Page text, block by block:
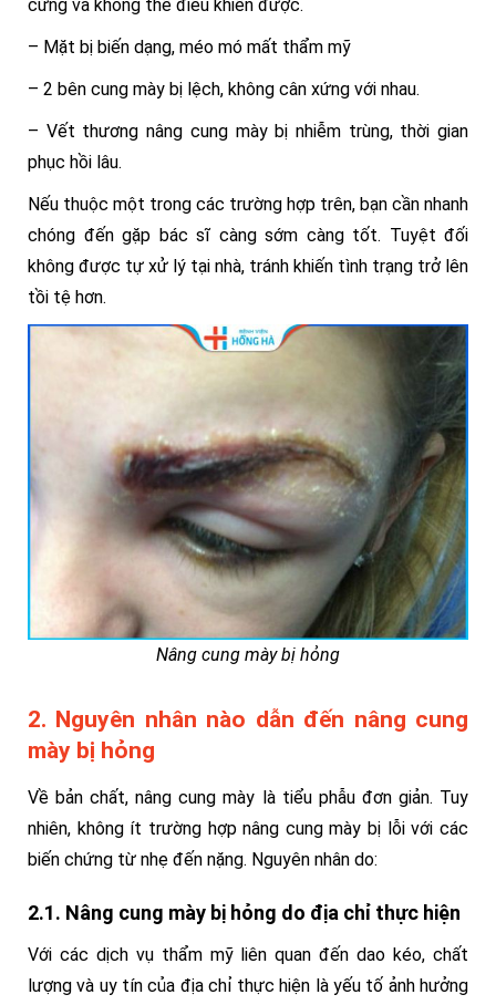
cứng và không thể điều khiển được.
– Mặt bị biến dạng, méo mó mất thẩm mỹ
– 2 bên cung mày bị lệch, không cân xứng với nhau.
– Vết thương nâng cung mày bị nhiễm trùng, thời gian
phục hồi lâu.
Nếu thuộc một trong các trường hợp trên, bạn cần nhanh
chóng đến gặp bác sĩ càng sớm càng tốt. Tuyệt đối
không được tự xử lý tại nhà, tránh khiến tình trạng trở lên
tồi tệ hơn.
Nâng cung mày bị hỏng
2. Nguyên nhân nào dẫn đến nâng cung
mày bị hỏng
Về bản chất, nâng cung mày là tiểu phẫu đơn giản. Tuy
nhiên, không ít trường hợp nâng cung mày bị lỗi với các
biến chứng từ nhẹ đến nặng. Nguyên nhân do:
2.1. Nâng cung mày bị hỏng do địa chỉ thực hiện
Với các dịch vụ thẩm mỹ liên quan đến dao kéo, chất
lượng và uy tín của địa chỉ thực hiện là yếu tố ảnh hưởng